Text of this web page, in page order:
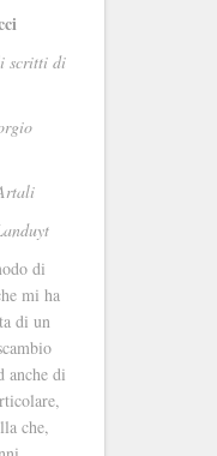
scritti di
di
mi ha
di un
anche di
che,